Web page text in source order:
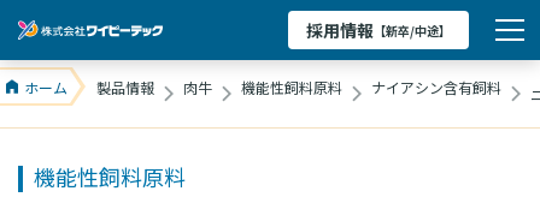
採用情報 【新卒/中途】
ホーム 製品情報 肉牛 機能性飼料原料 ナイアシン含有飼料
機能性飼料原料